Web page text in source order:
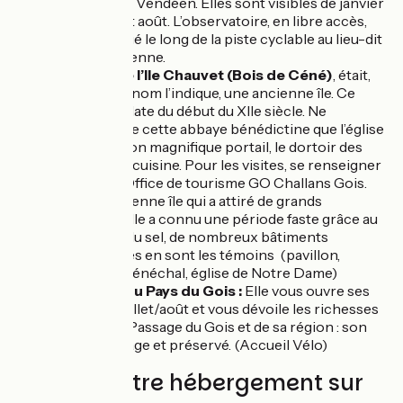
à début août. L’observatoire, en libre accès,
est situé le long de la piste cyclable au lieu-dit
La Garenne.
L’Abbaye de l’Ile Chauvet (Bois de Céné) , était,
comme son nom l’indique, une ancienne île. Ce
monastère date du début du XIIe siècle. Ne
subsistent de cette abbaye bénédictine que l’église
romane et son magnifique portail, le dortoir des
moines et la cuisine. Pour les visites, se renseigner
auprès de l’Office de tourisme GO Challans Gois.
ancienne île qui a attiré de grands
seigneurs. Elle a connu une période faste grâce au
commerce du sel, de nombreux bâtiments
remarquables en sont les témoins (pavillon,
château du sénéchal, église de Notre Dame)
La Maison du Pays du Gois : Elle vous ouvre ses
portes en juillet/août et vous dévoile les richesses
cachées du Passage du Gois et de sa région : son
littoral sauvage et préservé. (Accueil Vélo)
Trouvez votre hébergement sur